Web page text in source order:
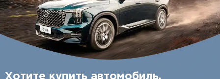
Хотите купить автомобиль,